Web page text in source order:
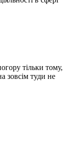
тільки тому,
туди не